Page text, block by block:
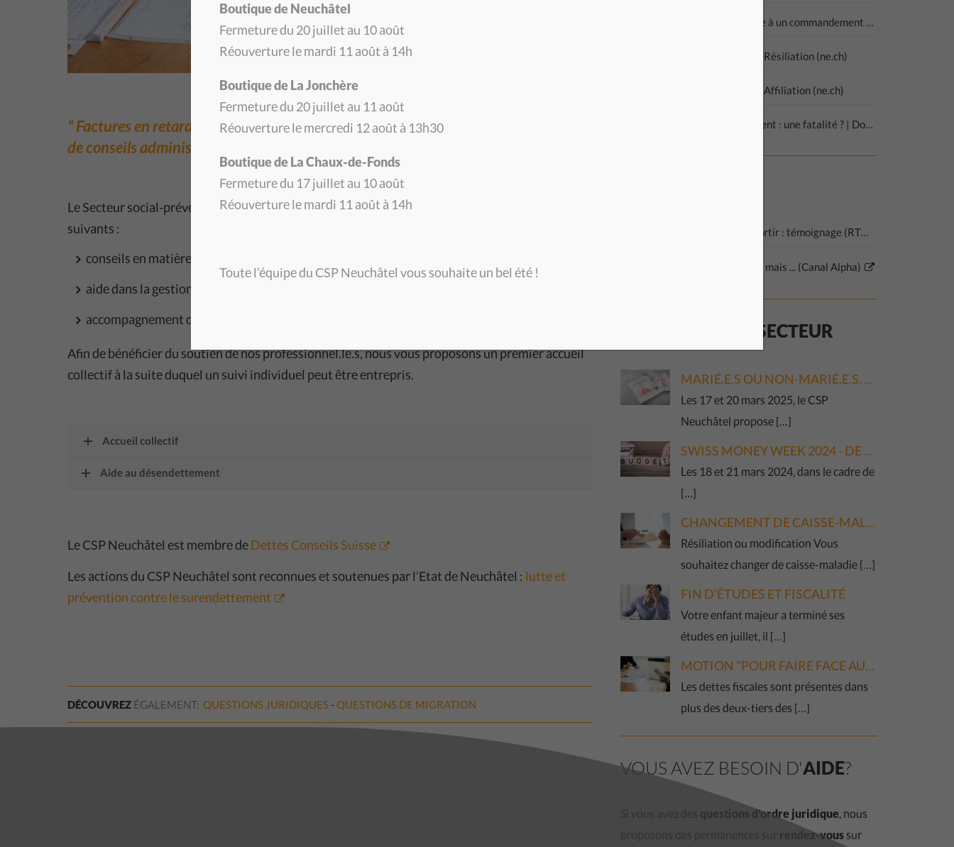
Factures en retard, difficulté à gérer votre budget, problème de dettes ou besoin
de conseils administratifs ? Consultez au plus vite.
Le Secteur social-prévention et désendettement du CSP Neuchâtel vous propose les services
suivants :
conseils en matière administrative ;
aide dans la gestion de votre budget ;
accompagnement dans votre processus de désendettement.
Afin de bénéficier du soutien de nos professionnel.le.s, nous vous proposons un premier accueil
collectif à la suite duquel un suivi individuel peut être entrepris.
Accueil collectif
Aide au désendettement
Le CSP Neuchâtel est membre deDettes Conseils Suisse
Les actions du CSP Neuchâtel sont reconnues et soutenues par l’Etat de Neuchâtel : lutte et
prévention contre le surendettement
DÉCOUVREZÉGALEMENT: QUESTIONS JURIDIQUES QUESTIONS DE MIGRATION
Modèle d'opposition partielle à un commandement de payer
Assurance-maladie - modèle Résiliation (ne.ch)
Assurance-maladie - modèle Affiliation (ne.ch)
Aide sociale et surendettement : une fatalité ? | Dossier ARTIAS
Endettement, on peut s'en sortir : témoignage (RTN)
Se désendetter, c'est difficile mais ... (Canal Alpha)
SECTEUR
MARIÉ.E.S OU NON-MARIÉ.E.S, NOUS NOUS SÉPARONS. QUELLES DÉMARCHES, QUELS IMPACTS ?
Les 17 et 20 mars 2025, le CSP
Neuchâtel propose […]
SWISS MONEY WEEK 2024 - DE SALARIÉ.E À RETRAITÉ.E : PASSEZ CE CAP AVEC SÉRÉNITÉ !
Les 18 et 21 mars 2024, dans le cadre de
[…]
CHANGEMENT DE CAISSE-MALADIE
Résiliation ou modification Vous
souhaitez changer de caisse-maladie […]
FIN D'ÉTUDES ET FISCALITÉ
Votre enfant majeur a terminé ses
études en juillet, il […]
MOTION "POUR FAIRE FACE AU CERCLE VICIEUX DES DETTES FISCALES"
Les dettes fiscales sont présentes dans
plus des deux-tiers des […]
VOUS AVEZ BESOIN D'AIDE?
Si vous avez des questions d’ordre juridique, nous
proposons des permanences sur rendez-vous sur
Boutique de Neuchâtel
Fermeture du 20 juillet au 10 août
Réouverture le mardi 11 août à 14h
Boutique de La Jonchère
Fermeture du 20 juillet au 11 août
Réouverture le mercredi 12 août à 13h30
Boutique de La Chaux-de-Fonds
Fermeture du 17 juillet au 10 août
Réouverture le mardi 11 août à 14h
Toute l’équipe du CSP Neuchâtel vous souhaite un bel été !